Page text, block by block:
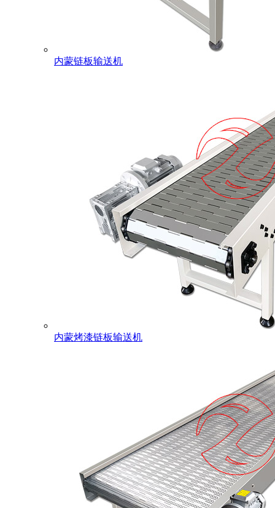
内蒙链板输送机
内蒙烤漆链板输送机